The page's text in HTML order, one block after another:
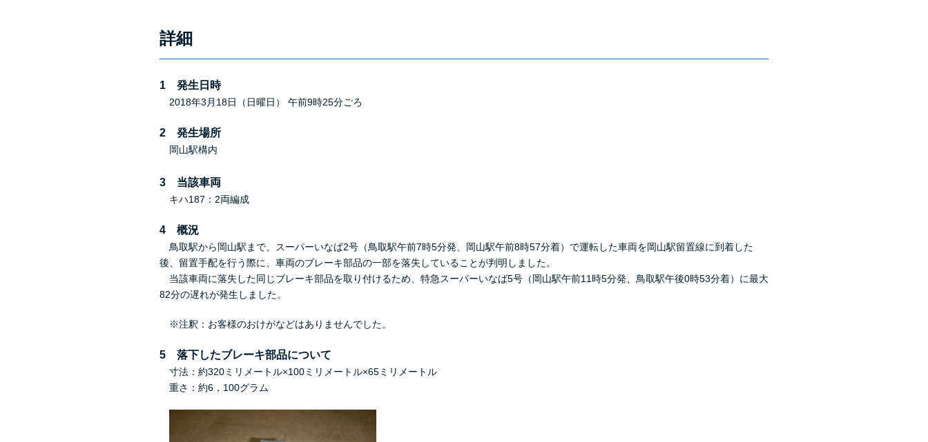
詳細
1 発生日時
2018年3月18日（日曜日） 午前9時25分ごろ
2 発生場所
岡山駅構内
3 当該車両
キハ187：2両編成
4 概況
鳥取駅から岡山駅まで、スーパーいなば2号（鳥取駅午前7時5分発、岡山駅午前8時57分着）で運転した車両を岡山駅留置線に到着した
後、留置手配を行う際に、車両のブレーキ部品の一部を落失していることが判明しました。
当該車両に落失した同じブレーキ部品を取り付けるため、特急スーパーいなば5号（岡山駅午前11時5分発、鳥取駅午後0時53分着）に最大
82分の遅れが発生しました。
※注釈：お客様のおけがなどはありませんでした。
5 落下したブレーキ部品について
寸法：約320ミリメートル×100ミリメートル×65ミリメートル
重さ：約6，100グラム